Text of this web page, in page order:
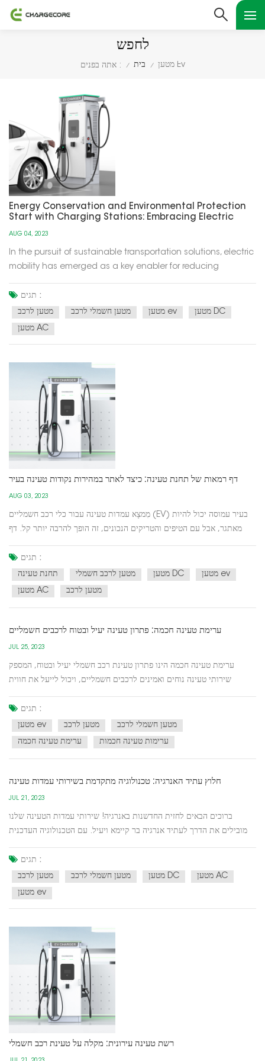
לחפש
אתה בפנים : / בית / מטען Ev
Energy Conservation and Environmental Protection
Start with Charging Stations: Embracing Electric
AUG 04, 2023
In the pursuit of sustainable transportation solutions, electric
mobility has emerged as a key enabler for reducing
conservation. At the heart of this eco-friendly revolution are
electric vehicles (EVs), powered by electricity instead of fossil
fuels. Th...
תגים :
מטען לרכב
מטען חשמלי לרכב מטען ev
מטען DC
מטען AC
דף רמאות של תחנת טעינה: כיצד לאתר במהירות נקודות טעינה בעיר
AUG 03, 2023
מִמצָא עמדות טעינה עבור כלי רכב חשמליים (EV) בעיר עמוסה יכול להיות
מאתגר, אבל עם הטיפים והטריקים הנכונים, זה הופך להרבה יותר קל. דף
טעינה חלקה וללא טרחה של EV.השתמש באפליקציות לנייד: מספר
אפליקציות לנייד, כגון PlugShare, ChargePoint ו...
תגים :
תחנת טעינה
מטען לרכב חשמלי מטען DC
מטען ev
מטען AC
מטען לרכב
ערימת טעינה חכמה: פתרון טעינה יעיל ובטוח לרכבים חשמליים
JUL 25, 2023
ערימת טעינה חכמה הינו פתרון טעינת רכב חשמלי יעיל ובטוח, המספק
שירותי טעינה נוחים ואמינים לרכבים חשמליים, ויכול לייעל את חווית
מהתכונות והיתרונות העיקריים של ערימות טעינה חכמות:טעינה מהירה:
תגים :
מטען ev
מטען לרכב
מטען חשמלי לרכב
ערימת טעינה חכמה
ערימות טעינה חכמות
חלוץ עתיד האנרגיה: טכנולוגיה מתקדמת בשירותי עמדות טעינה
JUL 21, 2023
ברוכים הבאים לחזית החדשנות באנרגיה! שירותי עמדות הטעינה שלנו
מובילים את הדרך לעתיד אנרגיה בר קיימא ויעיל. עם הטכנולוגיה העדכנית
ומעצימים אותך לנהוג בביטחון ולהשפיע לטובה על הסביבה.למה לבחור שלנו
תגים :
מטען לרכב
מטען חשמלי לרכב מטען DC
מטען AC
מטען ev
רשת טעינה עירונית: מקלה על טעינת רכב חשמלי